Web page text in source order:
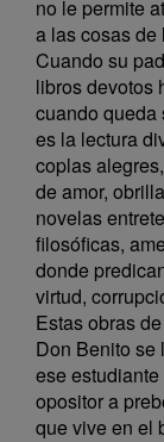
no le permite
a las cosas de
Cuando su
libros devotos
cuando queda
es la lectura
coplas
de amor,
novelas
filosóficas,
donde
virtud,
Estas obras
Don Benito se
ese
opositor a
que vive en el